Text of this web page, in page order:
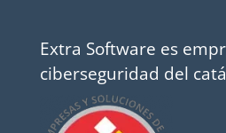
Extra Software es
ciberseguridad del